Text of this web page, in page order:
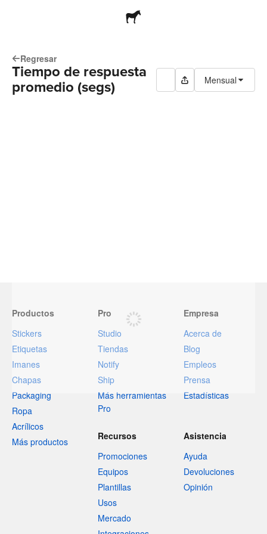
Regresar
Tiempo de respuesta
promedio (segs)
Mensual
Productos
Stickers
Etiquetas
Imanes
Chapas
Packaging
Ropa
Acrílicos
Más productos
Pro
Studio
Tiendas
Notify
Ship
Más herramientas
Pro
Empresa
Acerca de
Blog
Empleos
Prensa
Estadísticas
Recursos
Promociones
Equipos
Plantillas
Usos
Mercado
Asistencia
Ayuda
Devoluciones
Opinión